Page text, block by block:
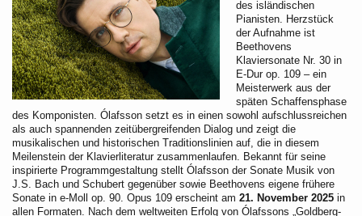
des isländischen
Pianisten. Herzstück
der Aufnahme ist
Beethovens
Klaviersonate Nr. 30 in
E-Dur op. 109 – ein
Meisterwerk aus der
späten Schaffensphase
des Komponisten. Ólafsson setzt es in einen sowohl aufschlussreichen
als auch spannenden zeitübergreifenden Dialog und zeigt die
musikalischen und historischen Traditionslinien auf, die in diesem
Meilenstein der Klavierliteratur zusammenlaufen. Bekannt für seine
inspirierte Programmgestaltung stellt Ólafsson der Sonate Musik von
J.S. Bach und Schubert gegenüber sowie Beethovens eigene frühere
Sonate in e-Moll op. 90. Opus 109 erscheint am 21. November 2025 in
allen Formaten. Nach dem weltweiten Erfolg von Ólafssons „Goldberg-